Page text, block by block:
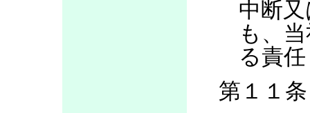
中断
も、
る責
第１１